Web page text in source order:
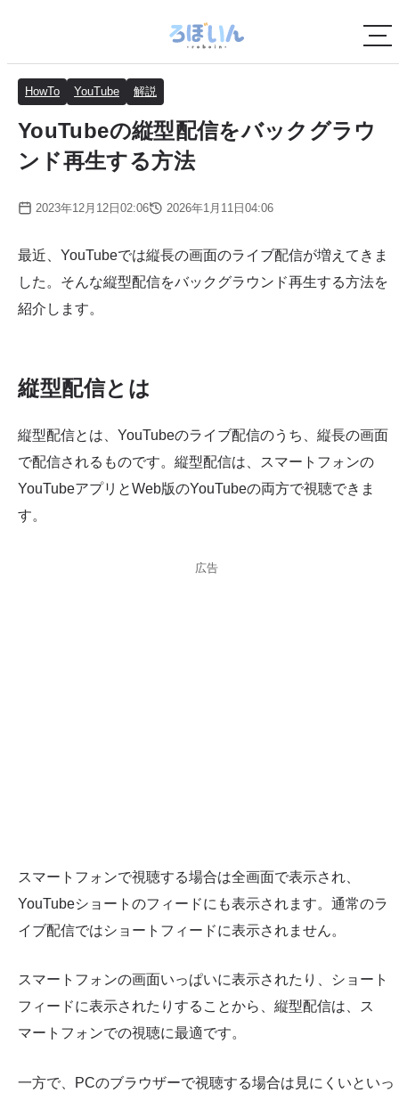
HowTo YouTube 解説
YouTubeの縦型配信をバックグラウ
ンド再生する方法
2023年12月12日02:06 2026年1月11日04:06
最近、YouTubeでは縦長の画面のライブ配信が増えてきま
した。そんな縦型配信をバックグラウンド再生する方法を
紹介します。
縦型配信とは
縦型配信とは、YouTubeのライブ配信のうち、縦長の画面
で配信されるものです。縦型配信は、スマートフォンの
YouTubeアプリとWeb版のYouTubeの両方で視聴できま
す。
広告
スマートフォンで視聴する場合は全画面で表示され、
YouTubeショートのフィードにも表示されます。通常のラ
イブ配信ではショートフィードに表示されません。
スマートフォンの画面いっぱいに表示されたり、ショート
フィードに表示されたりすることから、縦型配信は、ス
マートフォンでの視聴に最適です。
一方で、PCのブラウザーで視聴する場合は見にくいといっ